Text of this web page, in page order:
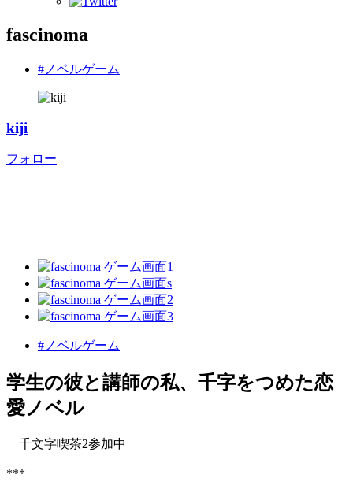
fascinoma
#ノベルゲーム
kiji
フォロー
#ノベルゲーム
学生の彼と講師の私、千字をつめた恋
愛ノベル
千文字喫茶2参加中
***